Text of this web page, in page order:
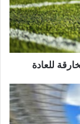
للعادة